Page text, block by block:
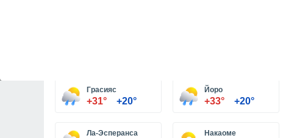
Грасияс
+31° +20°
Йоро
+33° +20°
Ла-Эсперанса Накаоме